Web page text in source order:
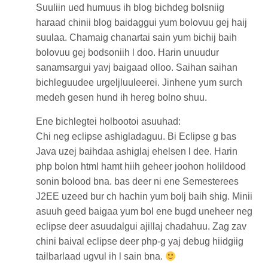
Suuliin ued humuus ih blog bichdeg bolsniig
haraad chinii blog baidaggui yum bolovuu gej haij
suulaa. Chamaig chanartai sain yum bichij baih
bolovuu gej bodsoniih l doo. Harin unuudur
sanamsargui yavj baigaad olloo. Saihan saihan
bichleguudee urgeljluuleerei. Jinhene yum surch
medeh gesen hund ih hereg bolno shuu.
Ene bichlegtei holbootoi asuuhad:
Chi neg eclipse ashigladaguu. Bi Eclipse g bas
Java uzej baihdaa ashiglaj ehelsen l dee. Harin
php bolon html hamt hiih geheer joohon holildood
sonin bolood bna. bas deer ni ene Semesterees
J2EE uzeed bur ch hachin yum bolj baih shig. Minii
asuuh geed baigaa yum bol ene bugd uneheer neg
eclipse deer asuudalgui ajillaj chadahuu. Zag zav
chini baival eclipse deer php-g yaj debug hiidgiig
tailbarlaad ugvul ih l sain bna.